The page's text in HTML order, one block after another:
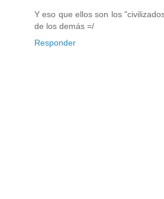
Y eso que ellos son los
de los demás =/
Responder